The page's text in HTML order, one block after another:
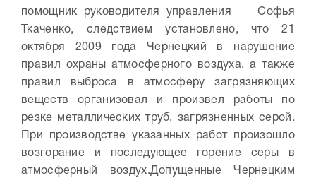
помощник руководителя управления Софья
Ткаченко, следствием установлено, что 21
октября 2009 года Чернецкий в нарушение
правил охраны атмосферного воздуха, а также
правил выброса в атмосферу загрязняющих
веществ организовал и произвел работы по
резке металлических труб, загрязненных серой.
При производстве указанных работ произошло
возгорание и последующее горение серы в
атмосферный воздух.Допущенные Чернецким